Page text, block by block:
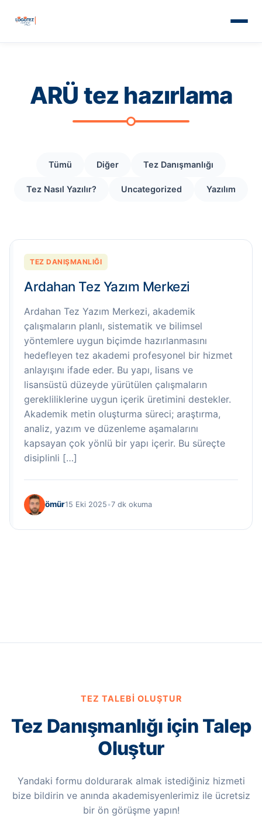
ARÜ tez hazırlama
Tümü Diğer Tez Danışmanlığı
Tez Nasıl Yazılır? Uncategorized Yazılım
TEZ DANIŞMANLIĞI
Ardahan Tez Yazım Merkezi
Ardahan Tez Yazım Merkezi, akademik
çalışmaların planlı, sistematik ve bilimsel
yöntemlere uygun biçimde hazırlanmasını
hedefleyen tez akademi profesyonel bir hizmet
anlayışını ifade eder. Bu yapı, lisans ve
lisansüstü düzeyde yürütülen çalışmaların
gerekliliklerine uygun içerik üretimini destekler.
Akademik metin oluşturma süreci; araştırma,
analiz, yazım ve düzenleme aşamalarını
kapsayan çok yönlü bir yapı içerir. Bu süreçte
disiplinli […]
ömür15 Eki 2025 •7 dk okuma
TEZ TALEBI OLUŞTUR
Tez Danışmanlığı için Talep
Oluştur
Yandaki formu doldurarak almak istediğiniz hizmeti
bize bildirin ve anında akademisyenlerimiz ile ücretsiz
bir ön görüşme yapın!